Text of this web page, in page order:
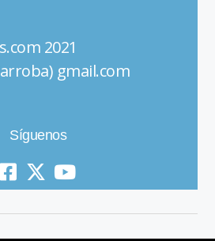
2021
gmail.com
Síguenos